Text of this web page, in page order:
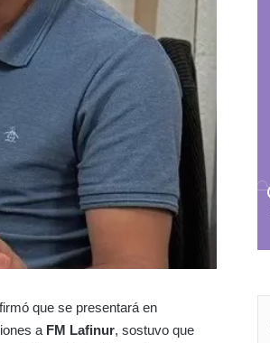
que se presentará en
a FM Lafinur, sostuvo que